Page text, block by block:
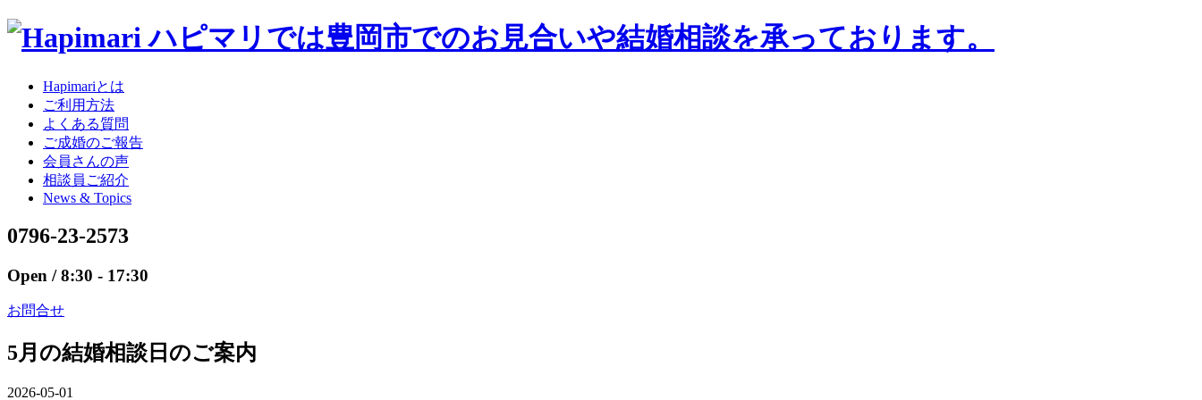
Hapimariとは
ご利用方法
よくある質問
ご成婚のご報告
会員さんの声
相談員ご紹介
News & Topics
0796-23-2573
Open / 8:30 - 17:30
お問合せ
5月の結婚相談日のご案内
2026-05-01